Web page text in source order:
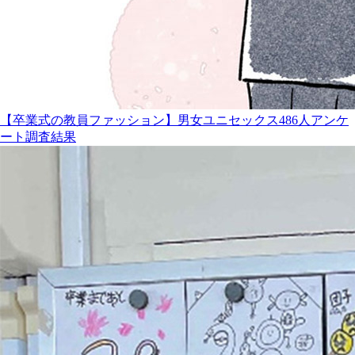
【卒業式の教員ファッション】男女ユニセックス486人アンケ
ート調査結果